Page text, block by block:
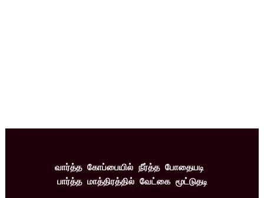
வார்த்த கோப்பையில் நீர்த்த போதையடி
பார்த்த மாத்திரத்தில் வேட்கை மூட்டுதடி